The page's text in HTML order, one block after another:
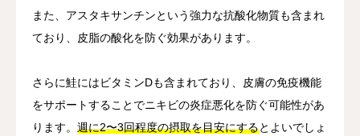
また、アスタキサンチンという強力な抗酸化物質も含まれ
ており、皮脂の酸化を防ぐ効果があります。
さらに鮭にはビタミンDも含まれており、皮膚の免疫機能
をサポートすることでニキビの炎症悪化を防ぐ可能性があ
ります。 週に2〜3回程度の摂取を目安にするとよいでしょ